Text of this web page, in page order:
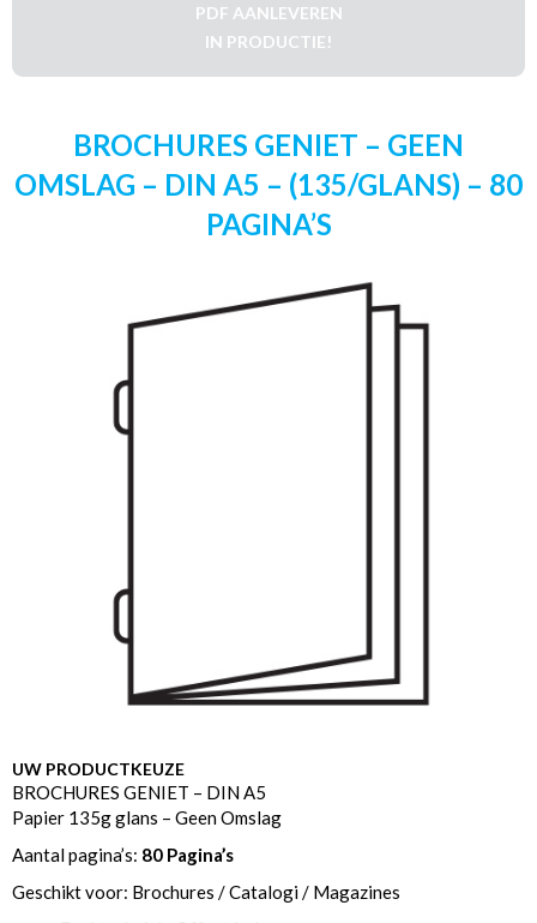
PDF AANLEVEREN
IN PRODUCTIE!
BROCHURES GENIET – GEEN
OMSLAG – DIN A5 – (135/GLANS) – 80
PAGINA’S
UW PRODUCTKEUZE
BROCHURES GENIET – DIN A5
Papier 135g glans – Geen Omslag
Aantal pagina’s: 80 Pagina’s
Geschikt voor: Brochures / Catalogi / Magazines